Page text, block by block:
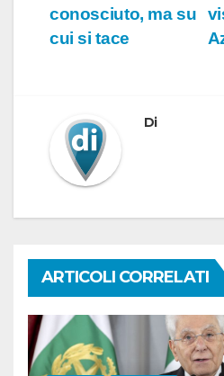
conosciuto, ma su
cui si tace
Di
ARTICOLI CORRELATI